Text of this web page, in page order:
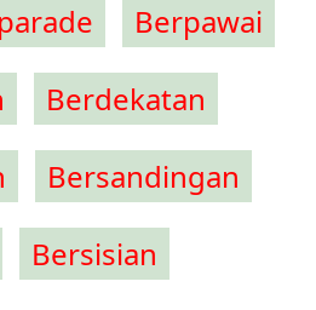
Berpawai
Berdekatan
Bersandingan
Bersisian